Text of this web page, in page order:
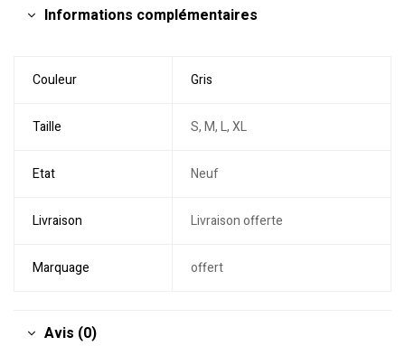
Informations complémentaires
Couleur Gris
Taille S, M, L, XL
Etat Neuf
Livraison Livraison offerte
Marquage offert
Avis (0)